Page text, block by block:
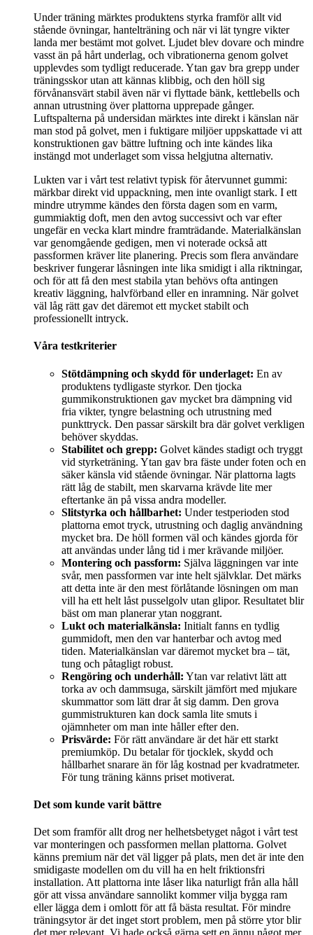
Under träning märktes produktens styrka framför allt vid
stående övningar, hantelträning och när vi lät tyngre vikter
landa mer bestämt mot golvet. Ljudet blev dovare och mindre
vasst än på hårt underlag, och vibrationerna genom golvet
upplevdes som tydligt reducerade. Ytan gav bra grepp under
träningsskor utan att kännas klibbig, och den höll sig
förvånansvärt stabil även när vi flyttade bänk, kettlebells och
annan utrustning över plattorna upprepade gånger.
Luftspalterna på undersidan märktes inte direkt i känslan när
man stod på golvet, men i fuktigare miljöer uppskattade vi att
konstruktionen gav bättre luftning och inte kändes lika
instängd mot underlaget som vissa helgjutna alternativ.
Lukten var i vårt test relativt typisk för återvunnet gummi:
märkbar direkt vid uppackning, men inte ovanligt stark. I ett
mindre utrymme kändes den första dagen som en varm,
gummiaktig doft, men den avtog successivt och var efter
ungefär en vecka klart mindre framträdande. Materialkänslan
var genomgående gedigen, men vi noterade också att
passformen kräver lite planering. Precis som flera användare
beskriver fungerar låsningen inte lika smidigt i alla riktningar,
och för att få den mest stabila ytan behövs ofta antingen
kreativ läggning, halvförband eller en inramning. När golvet
väl låg rätt gav det däremot ett mycket stabilt och
professionellt intryck.
Våra testkriterier
Stötdämpning och skydd för underlaget: En av
produktens tydligaste styrkor. Den tjocka
gummikonstruktionen gav mycket bra dämpning vid
fria vikter, tyngre belastning och utrustning med
punkttryck. Den passar särskilt bra där golvet verkligen
behöver skyddas.
Stabilitet och grepp: Golvet kändes stadigt och tryggt
vid styrketräning. Ytan gav bra fäste under foten och en
säker känsla vid stående övningar. När plattorna lagts
rätt låg de stabilt, men skarvarna krävde lite mer
eftertanke än på vissa andra modeller.
Slitstyrka och hållbarhet: Under testperioden stod
plattorna emot tryck, utrustning och daglig användning
mycket bra. De höll formen väl och kändes gjorda för
att användas under lång tid i mer krävande miljöer.
Montering och passform: Själva läggningen var inte
svår, men passformen var inte helt självklar. Det märks
att detta inte är den mest förlåtande lösningen om man
vill ha ett helt låst pusselgolv utan glipor. Resultatet blir
bäst om man planerar ytan noggrant.
Lukt och materialkänsla: Initialt fanns en tydlig
gummidoft, men den var hanterbar och avtog med
tiden. Materialkänslan var däremot mycket bra – tät,
tung och påtagligt robust.
Rengöring och underhåll: Ytan var relativt lätt att
torka av och dammsuga, särskilt jämfört med mjukare
skummattor som lätt drar åt sig damm. Den grova
gummistrukturen kan dock samla lite smuts i
ojämnheter om man inte håller efter den.
Prisvärde: För rätt användare är det här ett starkt
premiumköp. Du betalar för tjocklek, skydd och
hållbarhet snarare än för låg kostnad per kvadratmeter.
För tung träning känns priset motiverat.
Det som kunde varit bättre
Det som framför allt drog ner helhetsbetyget något i vårt test
var monteringen och passformen mellan plattorna. Golvet
känns premium när det väl ligger på plats, men det är inte den
smidigaste modellen om du vill ha en helt friktionsfri
installation. Att plattorna inte låser lika naturligt från alla håll
gör att vissa användare sannolikt kommer vilja bygga ram
eller lägga dem i omlott för att få bästa resultat. För mindre
träningsytor är det inget stort problem, men på större ytor blir